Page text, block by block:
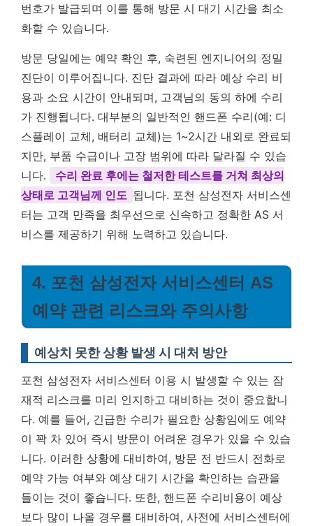
번호가 발급되며 이를 통해 방문 시 대기 시간을 최소
화할 수 있습니다.
방문 당일에는 예약 확인 후, 숙련된 엔지니어의 정밀
진단이 이루어집니다. 진단 결과에 따라 예상 수리 비
용과 소요 시간이 안내되며, 고객님의 동의 하에 수리
가 진행됩니다. 대부분의 일반적인 핸드폰 수리(예: 디
스플레이 교체, 배터리 교체)는 1~2시간 내외로 완료되
지만, 부품 수급이나 고장 범위에 따라 달라질 수 있습
니다.
수리 완료 후에는 철저한 테스트를 거쳐 최상의
상태로 고객님께 인도 됩니다. 포천 삼성전자 서비스센
터는 고객 만족을 최우선으로 신속하고 정확한 AS 서
비스를 제공하기 위해 노력하고 있습니다.
4. 포천 삼성전자 서비스센터 AS
예약 관련 리스크와 주의사항
예상치 못한 상황 발생 시 대처 방안
포천 삼성전자 서비스센터 이용 시 발생할 수 있는 잠
재적 리스크를 미리 인지하고 대비하는 것이 중요합니
다. 예를 들어, 긴급한 수리가 필요한 상황임에도 예약
이 꽉 차 있어 즉시 방문이 어려운 경우가 있을 수 있습
니다. 이러한 상황에 대비하여, 방문 전 반드시 전화로
예약 가능 여부와 예상 대기 시간을 확인하는 습관을
들이는 것이 좋습니다. 또한, 핸드폰 수리비용이 예상
보다 많이 나올 경우를 대비하여, 사전에 서비스센터에